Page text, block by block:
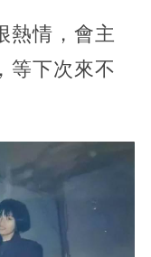
熱情，會主
等下次來不